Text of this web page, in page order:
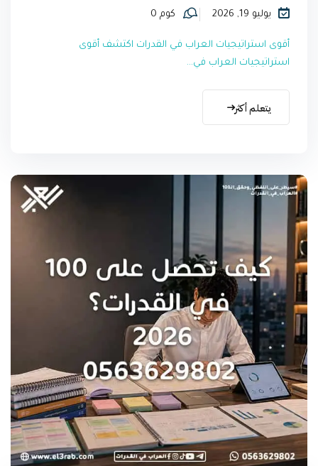
يوليو 19, 2026 كوم 0
أقوى استراتيجيات العراب في القدرات اكتشف أقوى
استراتيجيات العراب في...
يتعلم أكثر